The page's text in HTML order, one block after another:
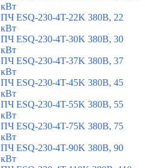
кВт
ПЧ ESQ-230-4T-22K 380В, 22
кВт
ПЧ ESQ-230-4T-30K 380В, 30
кВт
ПЧ ESQ-230-4T-37K 380В, 37
кВт
ПЧ ESQ-230-4T-45K 380В, 45
кВт
ПЧ ESQ-230-4T-55K 380В, 55
кВт
ПЧ ESQ-230-4T-75K 380В, 75
кВт
ПЧ ESQ-230-4T-90K 380В, 90
кВт